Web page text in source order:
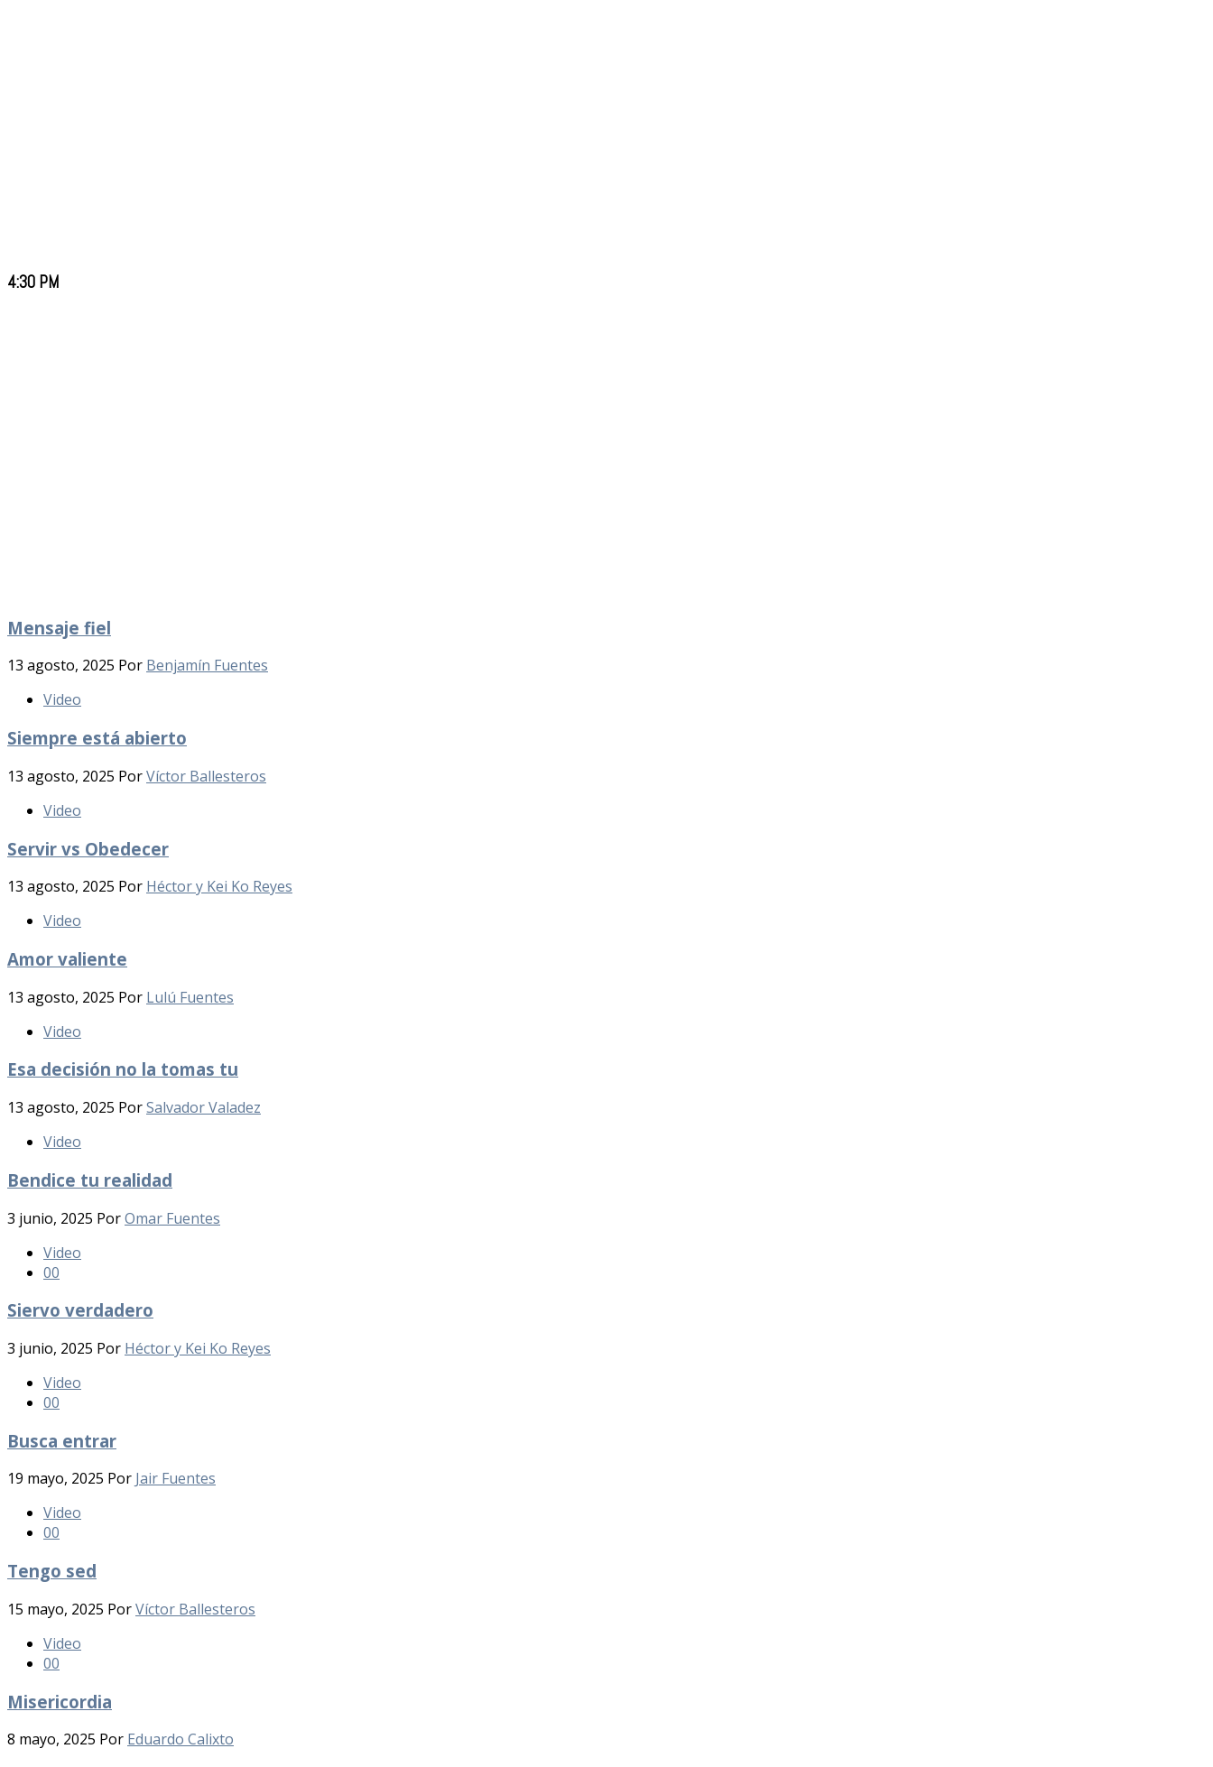
4:30 PM
Mensaje fiel
13 agosto, 2025 Por Benjamín Fuentes
Video
Siempre está abierto
13 agosto, 2025 PorVíctor Ballesteros
Video
Servir vs Obedecer
13 agosto, 2025 Por Héctor y Kei Ko Reyes
Video
Amor valiente
13 agosto, 2025 Por Lulú Fuentes
Video
Esa decisión no la tomas tu
13 agosto, 2025 PorSalvador Valadez
Video
Bendice tu realidad
3 junio, 2025 PorOmar Fuentes
Video
00
Siervo verdadero
3 junio, 2025 Por Héctor y Kei Ko Reyes
Video
00
Busca entrar
19 mayo, 2025 Por Jair Fuentes
Video
00
Tengo sed
15 mayo, 2025 PorVíctor Ballesteros
Video
00
Misericordia
8 mayo, 2025 Por Eduardo Calixto